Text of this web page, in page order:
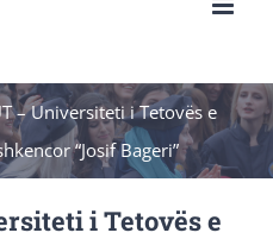
– Universiteti i Tetovës e
“Josif Bageri”
i Tetovës e